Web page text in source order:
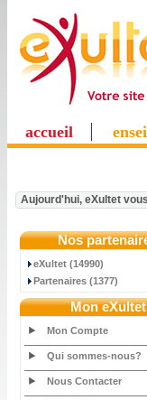
accueil
Aujourd'hui, eXultet
Nos
eXultet (14990)
Partenaires (1377)
Mon eXultet
Mon Compte
Qui sommes-nous?
Nous Contacter